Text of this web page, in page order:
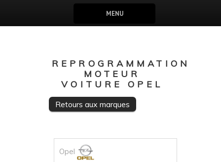
MENU
REPROGRAMMATION
MOTEUR
VOITURE OPEL
Retours aux marques
Opel